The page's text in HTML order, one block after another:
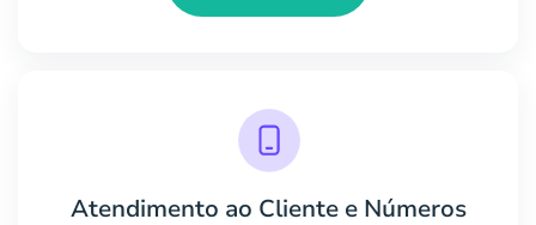
Atendimento ao Cliente e Números